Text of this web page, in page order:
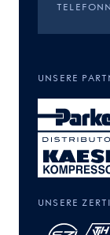
UNSERE
UNSERE